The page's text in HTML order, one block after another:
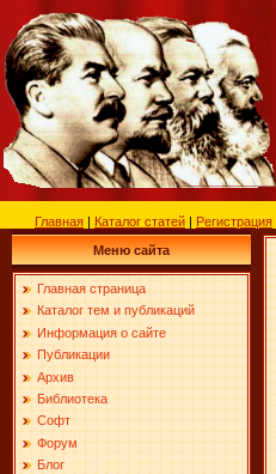
Главная | Каталог статей | Регистрация
Меню сайта
Главная страница
Каталог тем и публикаций
Информация о сайте
Публикации
Архив
Библиотека
Софт
Форум
Блог